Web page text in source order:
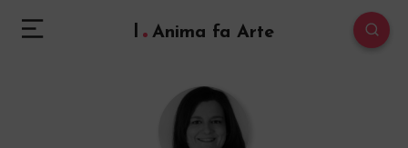
l Anima fa Arte